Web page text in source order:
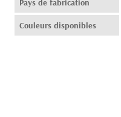
Pays de fabrication
Couleurs disponibles